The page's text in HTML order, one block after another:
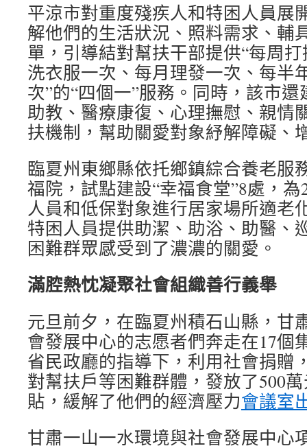
平涼市對重度殘疾人和特困人員展
解他們的生活狀況、照料需求、輔
單，引導結對幫扶干部提供“每周
洗衣服一次、每月理發一次、每半
次”的“四個一”服務。同時，該市還
助教、醫療康復、心理撫慰、親情
扶機制，幫助關愛對象紓解障礙、
臨夏州東鄉縣依托鄉鎮綜合養老服
福院，試點建設“幸福食堂”8處，
人員和低保對象進行居家場所適老
特困人員提供助潔、助浴、助醫、
困難群眾感受到了濃濃的關愛。
滿腔熱忱凝聚社會組織善行義舉
元旦前夕，在臨夏州積石山縣，甘
會發展中心的志愿者們奔走在17個
省民政廳的指導下，利用社會捐贈
對幫扶戶等困難群體，發放了500
貼，緩解了他們的經濟壓力會議室
甘肅一山一水環境與社會發展中心